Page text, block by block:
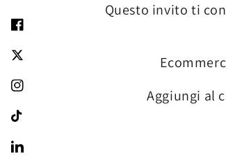
Questo invito ti
Aggiungi al